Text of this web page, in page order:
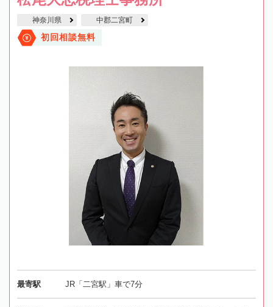
神奈川県 中郡二宮町
初回相談無料
最寄駅 JR「二宮駅」車で7分